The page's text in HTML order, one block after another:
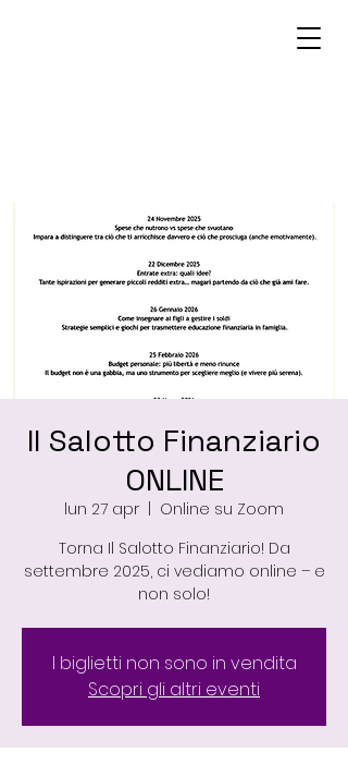
Il Salotto Finanziario
ONLINE
lun 27 apr
Online su Zoom
Torna Il Salotto Finanziario! Da
settembre 2025, ci vediamo online – e
non solo!
I biglietti non sono in vendita
Scopri gli altri eventi